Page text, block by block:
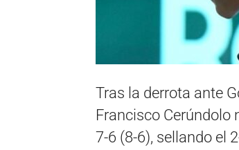
Tras la derrota ante
Francisco Cerúndolo
7-6 (8-6), sellando el